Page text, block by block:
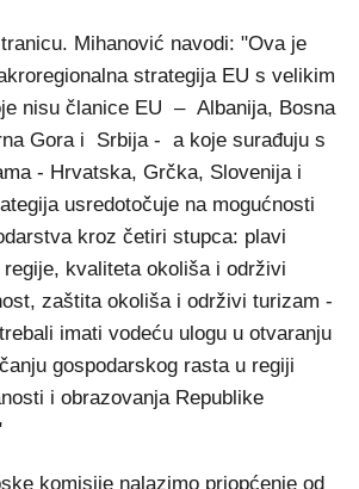
Mihanović navodi: "Ova je
strategija EU s velikim
nisu članice EU – Albanija, Bosna
Gora i Srbija - a koje surađuju s
- Hrvatska, Grčka, Slovenija i
usredotočuje na mogućnosti
kroz četiri stupca: plavi
kvaliteta okoliša i održivi
zaštita okoliša i održivi turizam -
imati vodeću ulogu u otvaranju
gospodarskog rasta u regiji
i obrazovanja Republike
komisije nalazimo priopćenje od